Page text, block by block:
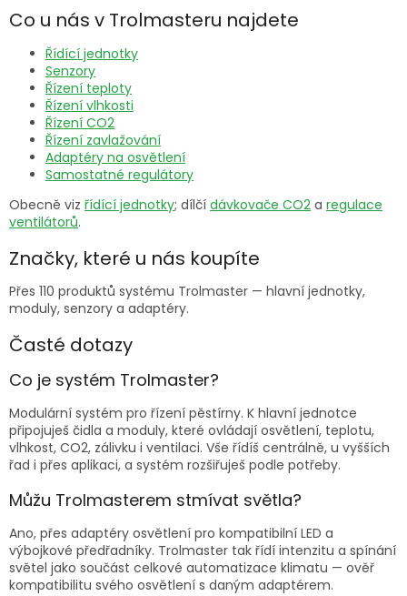
Co u nás v Trolmasteru najdete
Řídící jednotky
Senzory
Řízení teploty
Řízení vlhkosti
Řízení CO2
Řízení zavlažování
Adaptéry na osvětlení
Samostatné regulátory
Obecně viz řídící jednotky; dílčí dávkovače CO2 a regulace
ventilátorů.
Značky, které u nás koupíte
Přes 110 produktů systému Trolmaster — hlavní jednotky,
moduly, senzory a adaptéry.
Časté dotazy
Co je systém Trolmaster?
Modulární systém pro řízení pěstírny. K hlavní jednotce
připojuješ čidla a moduly, které ovládají osvětlení, teplotu,
vlhkost, CO2, zálivku i ventilaci. Vše řídíš centrálně, u vyšších
řad i přes aplikaci, a systém rozšiřuješ podle potřeby.
Můžu Trolmasterem stmívat světla?
Ano, přes adaptéry osvětlení pro kompatibilní LED a
výbojkové předřadníky. Trolmaster tak řídí intenzitu a spínání
světel jako součást celkové automatizace klimatu — ověř
kompatibilitu svého osvětlení s daným adaptérem.